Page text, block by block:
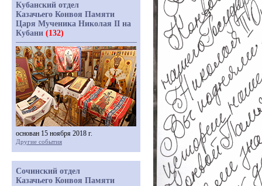
Кубанский отдел
Казачьего Конвоя Памяти
Царя Мученика Николая II на
Кубани (132)
основан 15 ноября 2018 г.
Другие события
Сочинский отдел
Казачьего Конвоя Памяти